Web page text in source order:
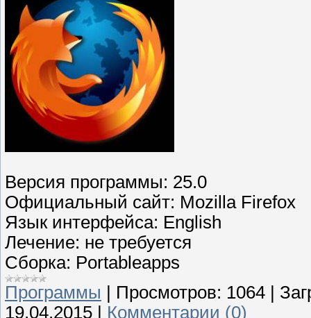
Версия программы: 25.0
Официальный сайт: Mozilla Firefox
Язык интерфейса: English
Лечение: не требуется
Сборка: Portableapps
Программы
Просмотров: 1064
19.04.2015
Комментарии (0)